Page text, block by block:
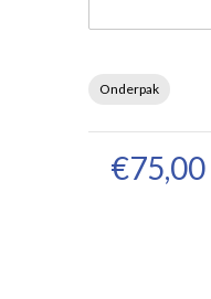
Onderpak
€75,00